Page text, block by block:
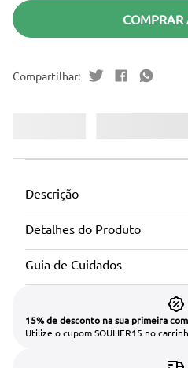
COMPRAR
Descrição
Detalhes do Produto
Guia de Cuidados
15% de desconto na sua primeira
Utilize o cupom SOULIER15 no